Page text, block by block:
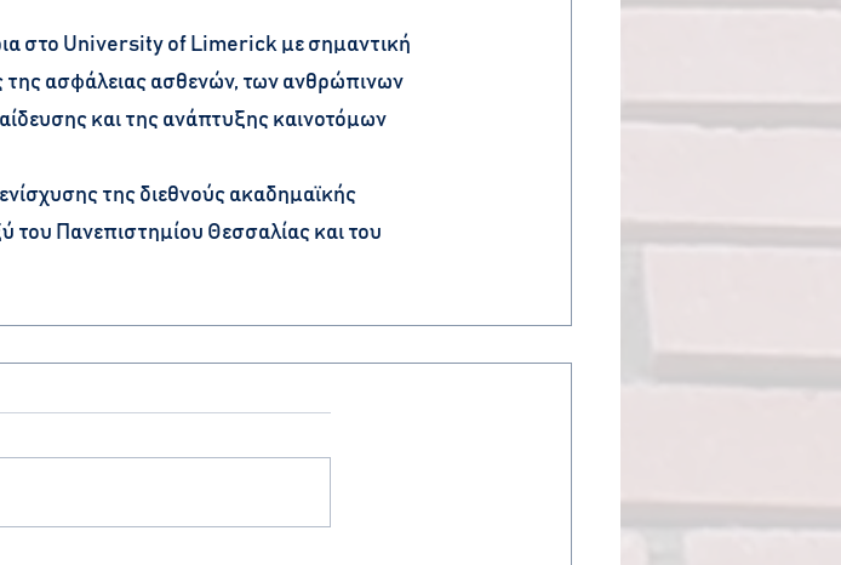
στο University of Limerick με σημαντική
της ασφάλειας ασθενών, των ανθρώπινων
και της ανάπτυξης καινοτόμων
της διεθνούς ακαδημαϊκής
του Πανεπιστημίου Θεσσαλίας και του